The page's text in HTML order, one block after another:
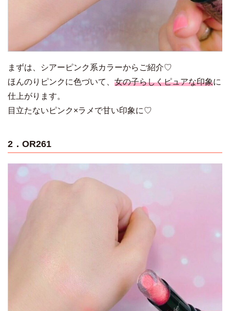
まずは、シアーピンク系カラーからご紹介♡
ほんのりピンクに色づいて、 女の子らしくピュアな印象に
仕上がります。
目立たないピンク×ラメで甘い印象に♡
2．OR261